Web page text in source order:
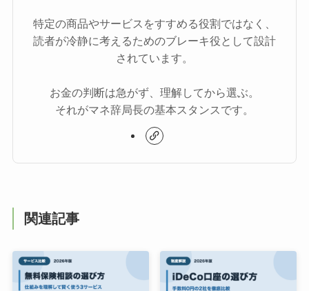
特定の商品やサービスをすすめる役割ではなく、
読者が冷静に考えるためのブレーキ役として設計
されています。
お金の判断は急がず、理解してから選ぶ。
それがマネ辞局長の基本スタンスです。
関連記事